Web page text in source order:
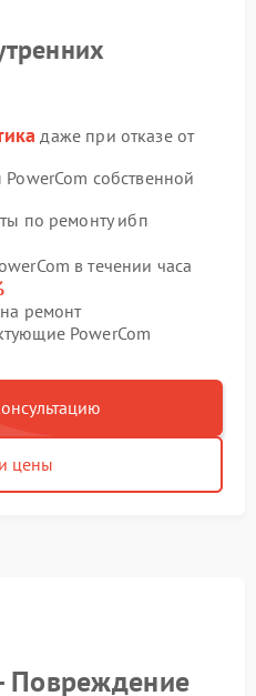
даже при отказе от
собственной
по ремонту ибп
в течении часа
ремонт
PowerCom
цены
Повреждение